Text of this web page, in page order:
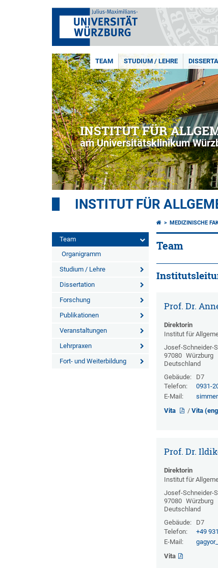
TEAM STUDIUM / LEHRE
INSTITUT FÜR
am Universitätsklinikum
INSTITUT FÜR
Team
Organigramm
Studium / Lehre
Dissertation
Forschung
Publikationen
Veranstaltungen
Lehrpraxen
Fort- und Weiterbildung
MEDIZINISCHE
Team
Prof. Dr.
Direktorin
Institut für
Josef-Schneider-
97080 Würzburg
Deutschland
Gebäude:
D7
Telefon:
0931-
E-Mail:
Vita
/Vita
Prof. Dr.
Direktorin
Institut für
Josef-Schneider-
97080 Würzburg
Deutschland
Gebäude:
D7
Telefon:
+49
E-Mail:
Vita